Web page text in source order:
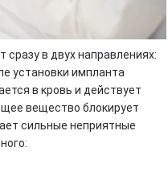
в двух направлениях:
установки импланта
в кровь и действует
вещество блокирует
сильные неприятные